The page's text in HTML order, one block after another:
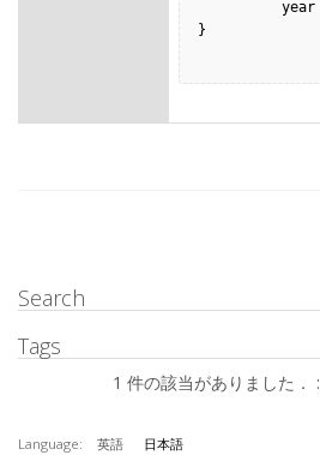
}
Search
Tags
1 件の該当がありました． :
Language: 英語 日本語